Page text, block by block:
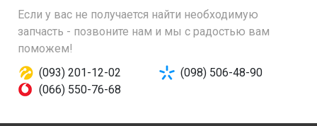
Если у вас не получается найти необходимую
запчасть - позвоните нам и мы с радостью вам
поможем!
(093) 201-12-02
(098) 506-48-90
(066) 550-76-68